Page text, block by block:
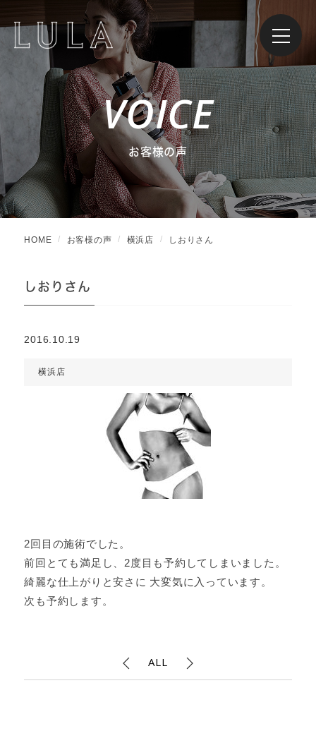
VOICE
お客様の声
HOME お客様の声 横浜店 しおりさん
しおりさん
2016.10.19
横浜店
2回目の施術でした。
前回とても満足し、2度目も予約してしまいました。
綺麗な仕上がりと安さに 大変気に入っています。
次も予約します。
ALL